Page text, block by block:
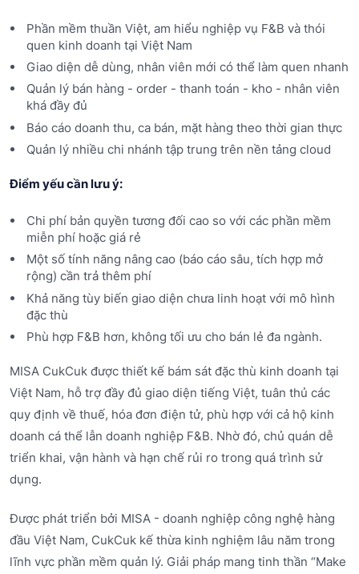
Phần mềm thuần Việt, am hiểu nghiệp vụ F&B và thói
quen kinh doanh tại Việt Nam
Giao diện dễ dùng, nhân viên mới có thể làm quen nhanh
Quản lý bán hàng - order - thanh toán - kho - nhân viên
khá đầy đủ
Báo cáo doanh thu, ca bán, mặt hàng theo thời gian thực
Quản lý nhiều chi nhánh tập trung trên nền tảng cloud
Điểm yếu cần lưu ý:
Chi phí bản quyền tương đối cao so với các phần mềm
miễn phí hoặc giá rẻ
Một số tính năng nâng cao (báo cáo sâu, tích hợp mở
rộng) cần trả thêm phí
Khả năng tùy biến giao diện chưa linh hoạt với mô hình
đặc thù
Phù hợp F&B hơn, không tối ưu cho bán lẻ đa ngành.
MISA CukCuk được thiết kế bám sát đặc thù kinh doanh tại
Việt Nam, hỗ trợ đầy đủ giao diện tiếng Việt, tuân thủ các
quy định về thuế, hóa đơn điện tử, phù hợp với cả hộ kinh
doanh cá thể lẫn doanh nghiệp F&B. Nhờ đó, chủ quán dễ
triển khai, vận hành và hạn chế rủi ro trong quá trình sử
dụng.
Được phát triển bởi MISA - doanh nghiệp công nghệ hàng
đầu Việt Nam, CukCuk kế thừa kinh nghiệm lâu năm trong
lĩnh vực phần mềm quản lý. Giải pháp mang tinh thần “Make